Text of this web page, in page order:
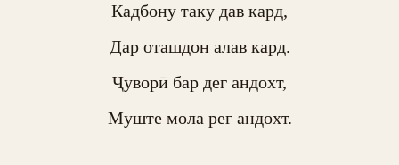
Кадбону таку дав кард,
Дар оташдон алав кард.
Ҷуворӣ бар дег андохт,
Муште мола рег андохт.